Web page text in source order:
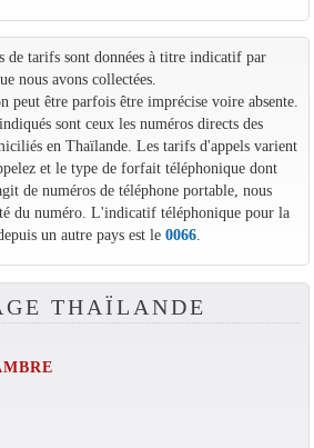
de tarifs sont données à titre indicatif par
nous avons collectées.
peut être parfois être imprécise voire absente.
sont ceux les numéros directs des
en Thaïlande. Les tarifs d'appels varient
et le type de forfait téléphonique dont
de numéros de téléphone portable, nous
du numéro. L'indicatif téléphonique pour la
un autre pays est le 0066.
THAÏLANDE